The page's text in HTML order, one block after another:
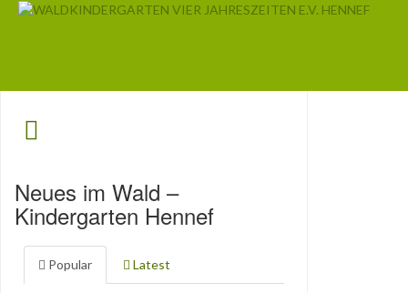
Neues im Wald –
Kindergarten Hennef
Popular Latest